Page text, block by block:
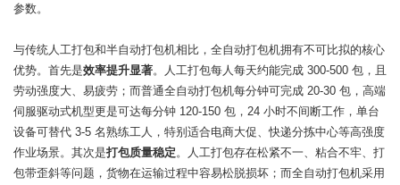
参数。
与传统人工打包和半自动打包机相比，全自动打包机拥有不可比拟的核心
优势。首先是效率提升显著。人工打包每人每天约能完成 300-500 包，且
劳动强度大、易疲劳；而普通全自动打包机每分钟可完成 20-30 包，高端
伺服驱动式机型更是可达每分钟 120-150 包，24 小时不间断工作，单台
设备可替代 3-5 名熟练工人，特别适合电商大促、快递分拣中心等高强度
作业场景。其次是打包质量稳定 。人工打包存在松紧不一、粘合不牢、打
包带歪斜等问题，货物在运输过程中容易松脱损坏；而全自动打包机采用